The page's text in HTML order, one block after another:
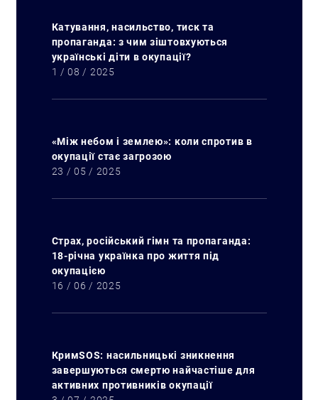
Пошук за запитом:
Катування, насильство, тиск та
пропаганда: з чим зіштовхуються
українські діти в окупації?
1 / 08 / 2025
«Між небом і землею»: коли спротив в
окупації стає загрозою
23 / 05 / 2025
Страх, російський гімн та пропаганда:
18-річна українка про життя під
окупацією
16 / 06 / 2025
КримSOS: насильницькі зникнення
завершуються смертю найчастіше для
активних противників окупації